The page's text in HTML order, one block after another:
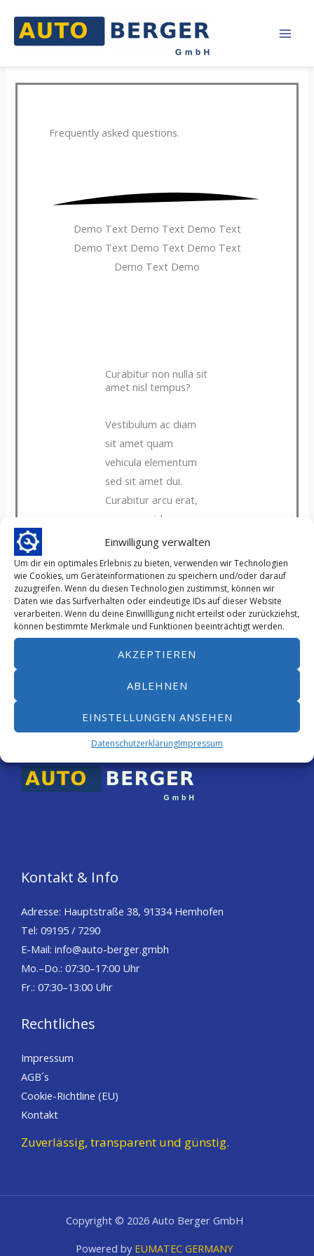
Einwilligung verwalten
Um dir ein optimales Erlebnis zu bieten, verwenden wir Technologien
wie Cookies, um Geräteinformationen zu speichern und/oder darauf
zuzugreifen. Wenn du diesen Technologien zustimmst, können wir
Daten wie das Surfverhalten oder eindeutige IDs auf dieser Website
verarbeiten. Wenn du deine Einwillligung nicht erteilst oder zurückziehst,
können bestimmte Merkmale und Funktionen beeinträchtigt werden.
AKZEPTIEREN
ABLEHNEN
EINSTELLUNGEN ANSEHEN
DatenschutzerklärungImpressum
Inhalt
springen
Frequently asked questions.
Demo Text Demo Text Demo Text
Demo Text Demo Text Demo Text
Demo Text Demo
Curabitur non nulla sit
amet nisl tempus?
Vestibulum ac diam
sit amet quam
vehicula elementum
sed sit amet dui.
Curabitur arcu erat,
accumsan id
imperdiet et,
porttitor at sem.
Curabitur arcu erat,
accumsan id
imperdiet et,
porttitor at sem.
Kontakt & Info
Adresse: Hauptstraße 38, 91334 Hemhofen
Tel: 09195 / 7290
E-Mail: info@auto-berger.gmbh
Mo.–Do.: 07:30–17:00 Uhr
Fr.: 07:30–13:00 Uhr
Rechtliches
Impressum
AGB´s
Cookie-Richtline (EU)
Kontakt
Zuverlässig, transparent und günstig.
Copyright © 2026 Auto Berger GmbH
Powered by EUMATEC GERMANY